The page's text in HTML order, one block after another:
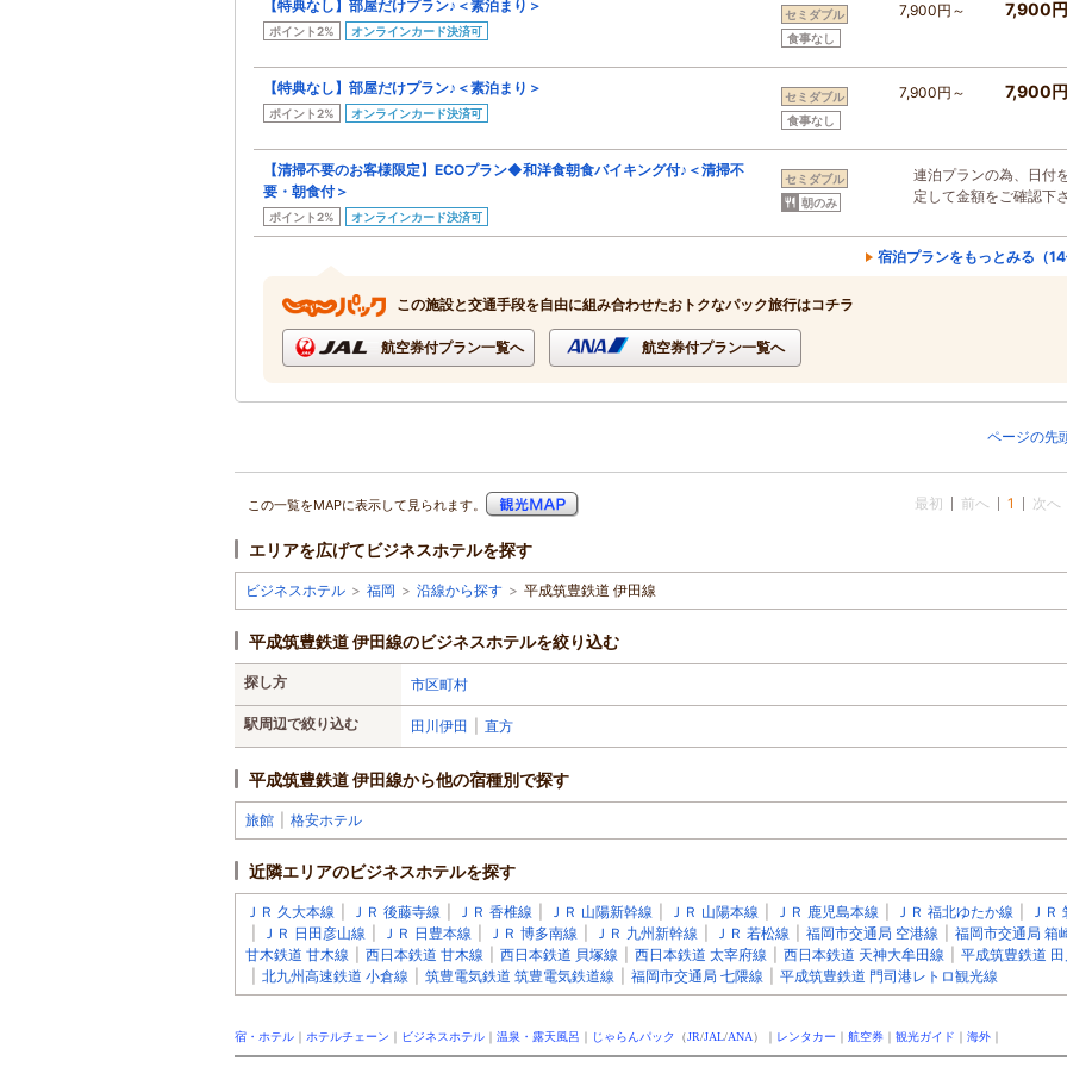
【特典なし】部屋だけプラン♪＜素泊まり＞
ポイント2% オンラインカード決済可
セミダブル
食事なし
7,900円～ 7,900
【特典なし】部屋だけプラン♪＜素泊まり＞
ポイント2% オンラインカード決済可
セミダブル
食事なし
7,900円～ 7,900
【清掃不要のお客様限定】ECOプラン◆和洋食朝食バイキング付♪＜清掃不
要・朝食付＞
ポイント2% オンラインカード決済可
セミダブル
朝のみ
連泊プランの為、日付
定して金額をご確認下
宿泊プランをもっとみる（14
この施設と交通手段を自由に組み合わせたおトクなパック旅行はコチラ
航空券付プラン一覧へ 航空券付プラン一覧へ
ページの先
この一覧をMAPに表示して見られます。 最初 前へ 1 次へ
エリアを広げてビジネスホテルを探す
ビジネスホテル > 福岡 > 沿線から探す > 平成筑豊鉄道 伊田線
平成筑豊鉄道 伊田線のビジネスホテルを絞り込む
探し方 市区町村
駅周辺で絞り込む 田川伊田 直方
平成筑豊鉄道 伊田線から他の宿種別で探す
旅館 格安ホテル
近隣エリアのビジネスホテルを探す
ＪＲ 久大本線 ＪＲ 後藤寺線 ＪＲ 香椎線 ＪＲ 山陽新幹線 ＪＲ 山陽本線 ＪＲ 鹿児島本線 ＪＲ 福北ゆたか線
ＪＲ
ＪＲ 日田彦山線 ＪＲ 日豊本線 ＪＲ 博多南線 ＪＲ 九州新幹線 ＪＲ 若松線 福岡市交通局 空港線 福岡市交通局 箱
甘木鉄道 甘木線
西日本鉄道 甘木線 西日本鉄道 貝塚線 西日本鉄道 太宰府線 西日本鉄道 天神大牟田線
平成筑豊鉄道 田
北九州高速鉄道 小倉線 筑豊電気鉄道 筑豊電気鉄道線 福岡市交通局 七隈線 平成筑豊鉄道 門司港レトロ観光線
宿・ホテル ｜ ホテルチェーン ｜ ビジネスホテル ｜ 温泉・露天風呂 ｜ じゃらんパック （JR/JAL/ANA）｜ レンタカー ｜ 航空券 ｜ 観光ガイド ｜ 海外 ｜